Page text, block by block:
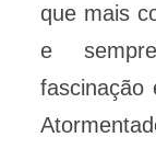
que mais
e
fascinação